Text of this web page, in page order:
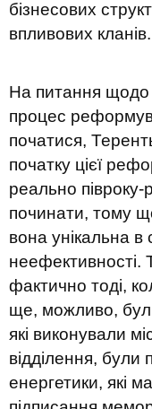
бізнесових
впливових
На питання щодо
процес
початися,
початку цієї
реально
починати, тому
вона унікальна в
фактично тоді,
ще, можливо,
які виконували
відділення, були
енергетики, які